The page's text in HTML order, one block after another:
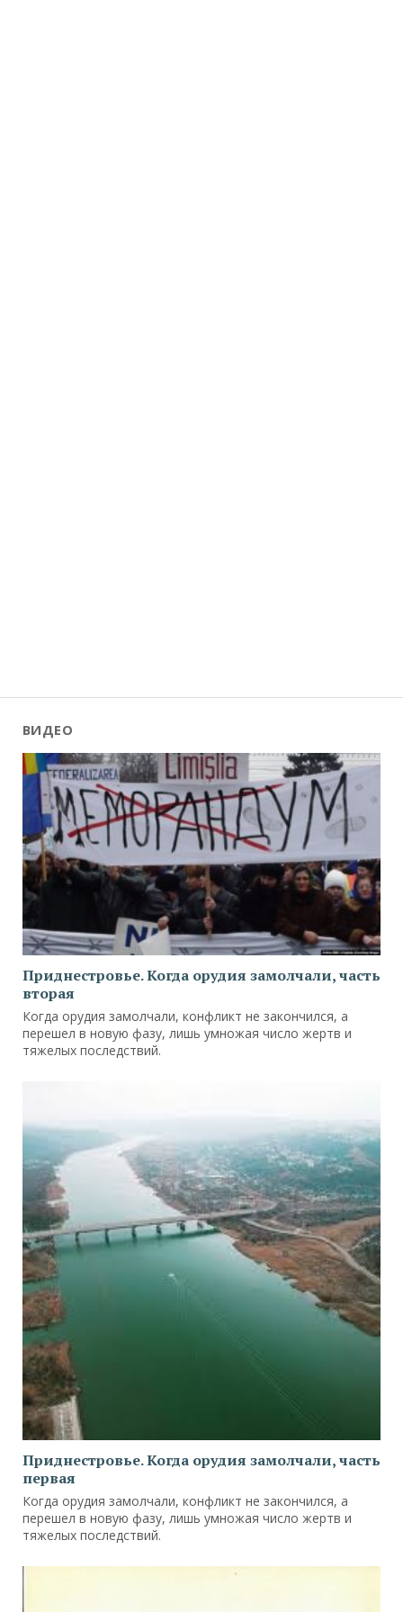
ВИДЕО
Приднестровье. Когда орудия замолчали, часть
вторая
Когда орудия замолчали, конфликт не закончился, а
перешел в новую фазу, лишь умножая число жертв и
тяжелых последствий.
Приднестровье. Когда орудия замолчали, часть
первая
Когда орудия замолчали, конфликт не закончился, а
перешел в новую фазу, лишь умножая число жертв и
тяжелых последствий.